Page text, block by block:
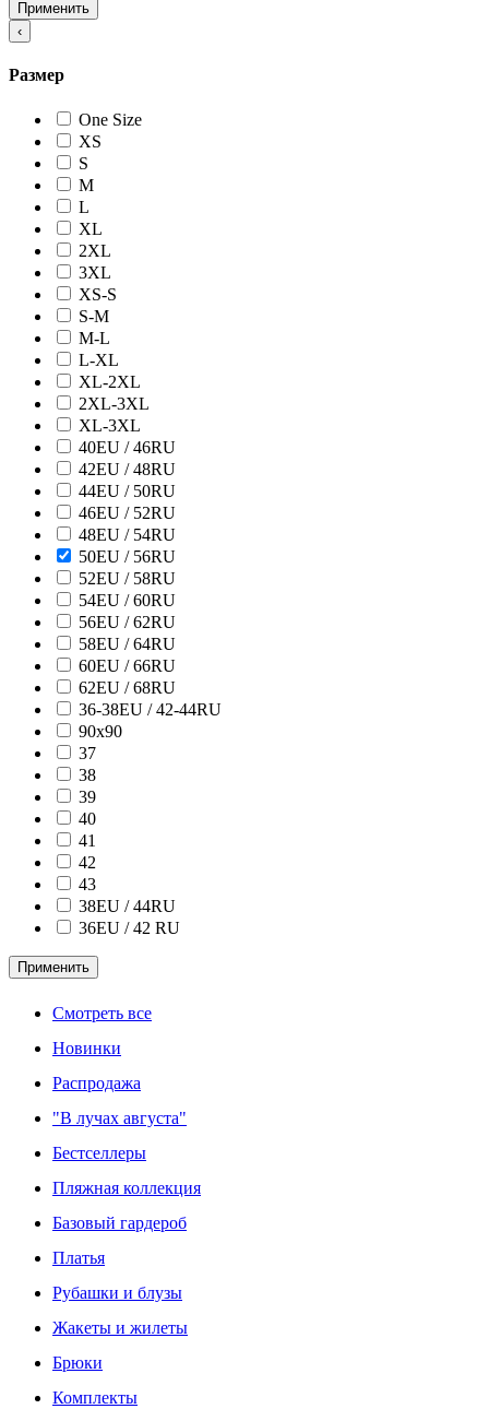
Применить
‹
Размер
One Size
XS
S
M
L
XL
2XL
3XL
XS-S
S-M
M-L
L-XL
XL-2XL
2XL-3XL
XL-3XL
40EU / 46RU
42EU / 48RU
44EU / 50RU
46EU / 52RU
48EU / 54RU
50EU / 56RU
52EU / 58RU
54EU / 60RU
56EU / 62RU
58EU / 64RU
60EU / 66RU
62EU / 68RU
36-38EU / 42-44RU
90х90
37
38
39
40
41
42
43
38ЕU / 44RU
36EU / 42 RU
Применить
Смотреть все
Новинки
Распродажа
"В лучах августа"
Бестселлеры
Пляжная коллекция
Базовый гардероб
Платья
Рубашки и блузы
Жакеты и жилеты
Брюки
Комплекты